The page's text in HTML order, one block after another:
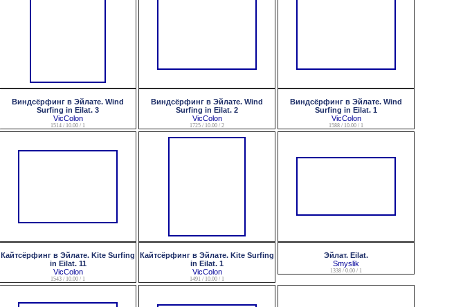
Виндсёрфинг в Эйлате. Wind
Surfing in Eilat. 3
VicColon
1514 / 10.00 / 1
Виндсёрфинг в Эйлате. Wind
Surfing in Eilat. 2
VicColon
1725 / 10.00 / 2
Виндсёрфинг в Эйлате. Wind
Surfing in Eilat. 1
VicColon
1588 / 10.00 / 1
Кайтсёрфинг в Эйлате. Kite Surfing
in Eilat. 11
VicColon
1543 / 10.00 / 1
Кайтсёрфинг в Эйлате. Kite Surfing
in Eilat. 1
VicColon
1491 / 10.00 / 1
Эйлат. Eilat.
Smyslik
1338 / 0.00 / 1